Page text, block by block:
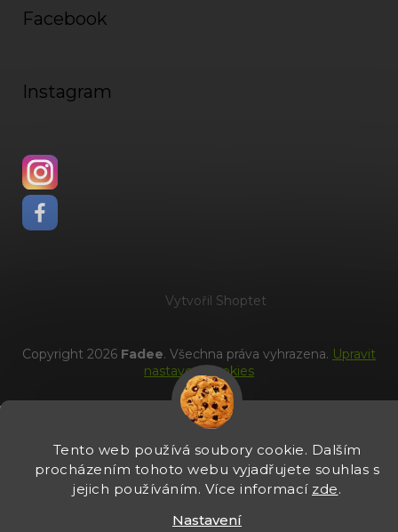
Tento web používá soubory cookie. Dalším
procházením tohoto webu vyjadřujete souhlas s
jejich používáním. Více informací zde.
Nastavení
Facebook
Instagram
Vytvořil Shoptet
Copyright 2026 Fadee. Všechna práva vyhrazena. Upravit
nastavení cookies